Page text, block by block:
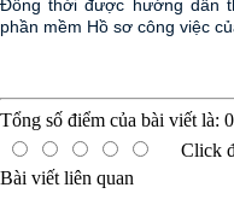
Đồng thời được hướng dẫn
phần mềm Hồ sơ công việc
Tổng số điểm của bài viết là: 0
Click
Bài viết liên quan